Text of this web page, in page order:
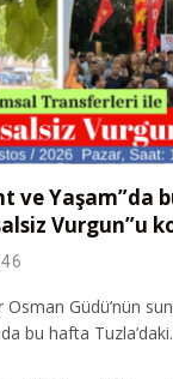
ve Yaşam”da
Vurgun”u
Osman Güdü’nün
bu hafta